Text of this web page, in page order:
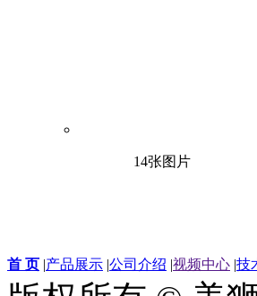
14张图片
首 页 |产品展示 |公司介绍 |视频中心 |技